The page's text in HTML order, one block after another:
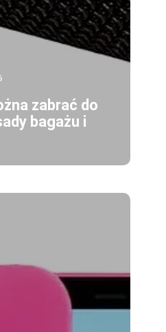
zabrać do
bagażu i